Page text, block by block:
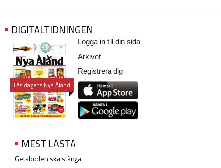
DIGITALTIDNINGEN
Läs dagens Nya Åland
Logga in till din sida
Arkivet
Registrera dig
MEST LÄSTA
Getaboden ska stänga